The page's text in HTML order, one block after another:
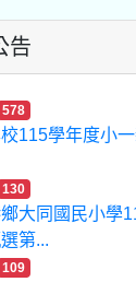
告
578
校115學年度小
130
大同國民小學
第...
109